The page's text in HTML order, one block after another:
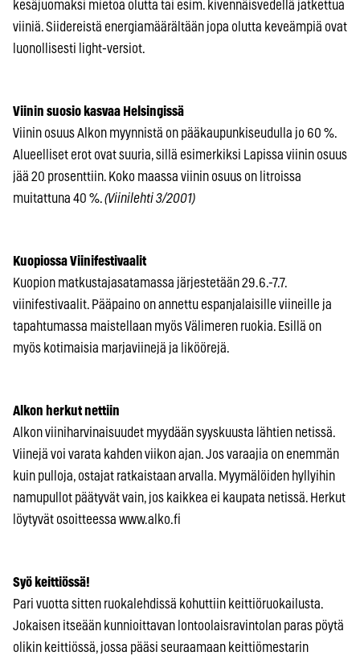
kesäjuomaksi mietoa olutta tai esim. kivennäisvedellä jatkettua
viiniä. Siidereistä energiamäärältään jopa olutta keveämpiä ovat
luonollisesti light-versiot.
Viinin suosio kasvaa Helsingissä
Viinin osuus Alkon myynnistä on pääkaupunkiseudulla jo 60 %.
Alueelliset erot ovat suuria, sillä esimerkiksi Lapissa viinin osuus
jää 20 prosenttiin. Koko maassa viinin osuus on litroissa
muitattuna 40 %.(Viinilehti 3/2001)
Kuopiossa Viinifestivaalit
Kuopion matkustajasatamassa järjestetään 29.6.-7.7.
viinifestivaalit. Pääpaino on annettu espanjalaisille viineille ja
tapahtumassa maistellaan myös Välimeren ruokia. Esillä on
myös kotimaisia marjaviinejä ja liköörejä.
Alkon herkut nettiin
Alkon viiniharvinaisuudet myydään syyskuusta lähtien netissä.
Viinejä voi varata kahden viikon ajan. Jos varaajia on enemmän
kuin pulloja, ostajat ratkaistaan arvalla. Myymälöiden hyllyihin
namupullot päätyvät vain, jos kaikkea ei kaupata netissä. Herkut
löytyvät osoitteessa www.alko.fi
Syö keittiössä!
Pari vuotta sitten ruokalehdissä kohuttiin keittiöruokailusta.
Jokaisen itseään kunnioittavan lontoolaisravintolan paras pöytä
olikin keittiössä, jossa pääsi seuraamaan keittiömestarin